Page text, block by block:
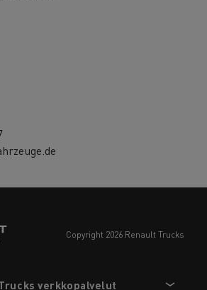
copyright 2026 Renault Trucks
verkkopalvelut